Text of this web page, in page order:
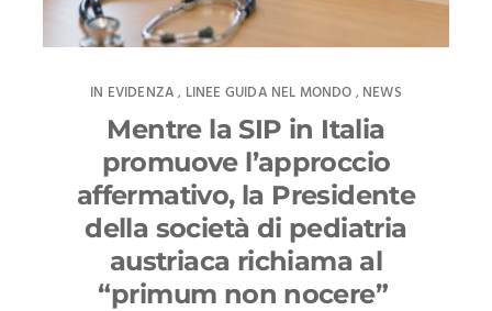
IN EVIDENZA , LINEE GUIDA NEL MONDO , NEWS
Mentre la SIP in Italia
promuove l’approccio
affermativo, la Presidente
della società di pediatria
austriaca richiama al
“primum non nocere”